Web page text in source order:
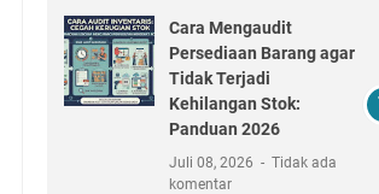
Cara Mengaudit
Persediaan Barang agar
Tidak Terjadi
Kehilangan Stok:
Panduan 2026
Juli 08, 2026
Tidak ada
komentar